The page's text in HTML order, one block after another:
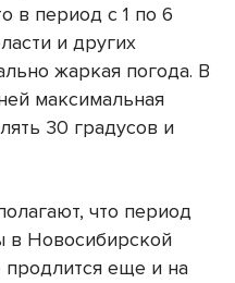
в период с 1 по 6
и других
жаркая погода. В
максимальная
30 градусов и
что период
в Новосибирской
продлится еще и на